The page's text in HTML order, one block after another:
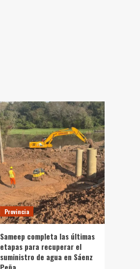
Provincia
Sameep completa las últimas
etapas para recuperar el
suministro de agua en Sáenz